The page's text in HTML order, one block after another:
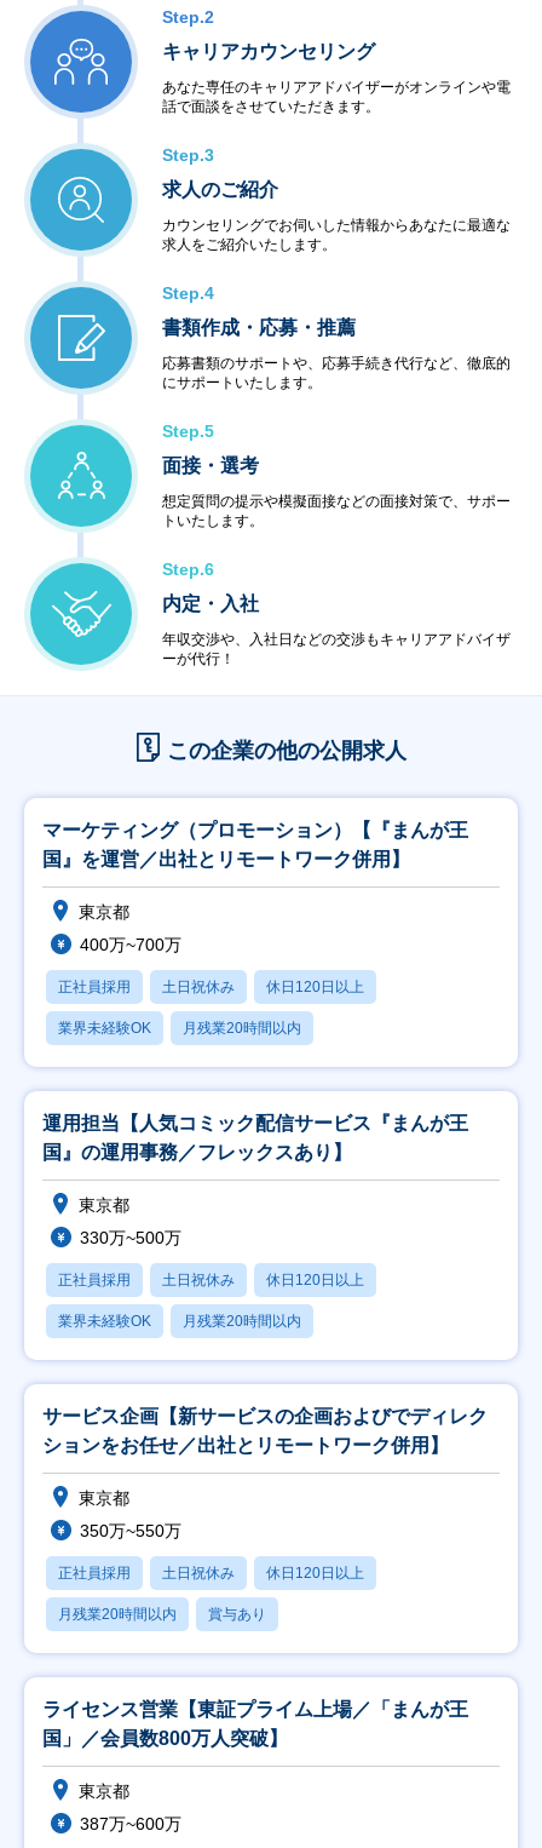
Step.2
キャリアカウンセリング
あなた専任のキャリアアドバイザーがオンラインや電
話で面談をさせていただきます。
Step.3
求人のご紹介
カウンセリングでお伺いした情報からあなたに最適な
求人をご紹介いたします。
Step.4
書類作成・応募・推薦
応募書類のサポートや、応募手続き代行など、徹底的
にサポートいたします。
Step.5
面接・選考
想定質問の提示や模擬面接などの面接対策で、サポー
トいたします。
Step.6
内定・入社
年収交渉や、入社日などの交渉もキャリアアドバイザ
ーが代行！
この企業の他の公開求人
マーケティング（プロモーション）【『まんが王
国』を運営／出社とリモートワーク併用】
東京都
400万~700万
正社員採用 土日祝休み 休日120日以上
業界未経験OK 月残業20時間以内
運用担当【人気コミック配信サービス『まんが王
国』の運用事務／フレックスあり】
東京都
330万~500万
正社員採用 土日祝休み 休日120日以上
業界未経験OK 月残業20時間以内
サービス企画【新サービスの企画およびでディレク
ションをお任せ／出社とリモートワーク併用】
東京都
350万~550万
正社員採用 土日祝休み 休日120日以上
月残業20時間以内 賞与あり
ライセンス営業【東証プライム上場／「まんが王
国」／会員数800万人突破】
東京都
387万~600万